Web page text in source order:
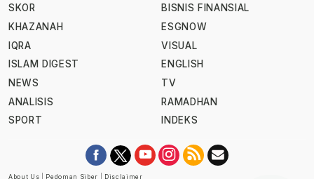
SKOR
KHAZANAH
IQRA
ISLAM DIGEST
NEWS
ANALISIS
SPORT
BISNIS FINANSIAL
ESGNOW
VISUAL
ENGLISH
TV
RAMADHAN
INDEKS
About Us Pedoman Siber Disclaimer